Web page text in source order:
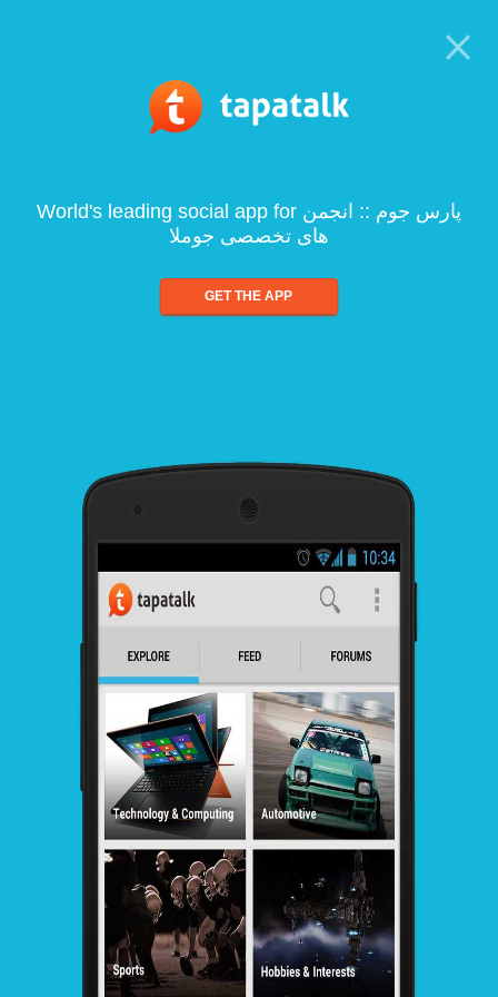
World's leading social app for پارس جوم :: انجمن
های تخصصی جوملا
GET THE APP